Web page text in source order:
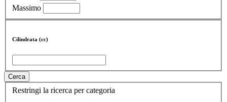
Massimo
Cilindrata (cc)
Cerca
Restringi la ricerca per categoria